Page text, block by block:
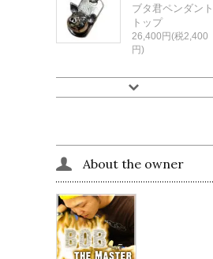
ブタ君ペンダント
トップ
26,400円(税2,400
円)
About the owner